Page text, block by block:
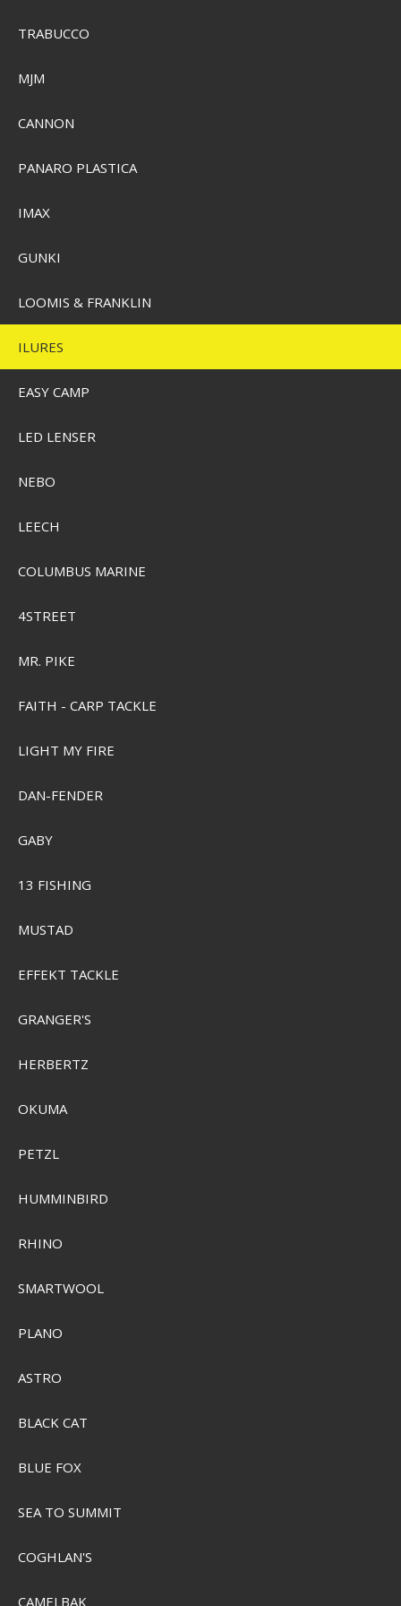
SEK 87,00
SEK 881,00
Ilures UL Kutling Pakke - håndmalet i Danmark
SEK 734,00
TRABUCCO
MJM
CANNON
PANARO PLASTICA
IMAX
GUNKI
LOOMIS & FRANKLIN
ILURES
EASY CAMP
LED LENSER
NEBO
LEECH
COLUMBUS MARINE
4STREET
MR. PIKE
FAITH - CARP TACKLE
LIGHT MY FIRE
DAN-FENDER
GABY
13 FISHING
MUSTAD
EFFEKT TACKLE
GRANGER'S
HERBERTZ
OKUMA
PETZL
HUMMINBIRD
RHINO
SMARTWOOL
PLANO
ASTRO
BLACK CAT
BLUE FOX
SEA TO SUMMIT
COGHLAN'S
CAMELBAK